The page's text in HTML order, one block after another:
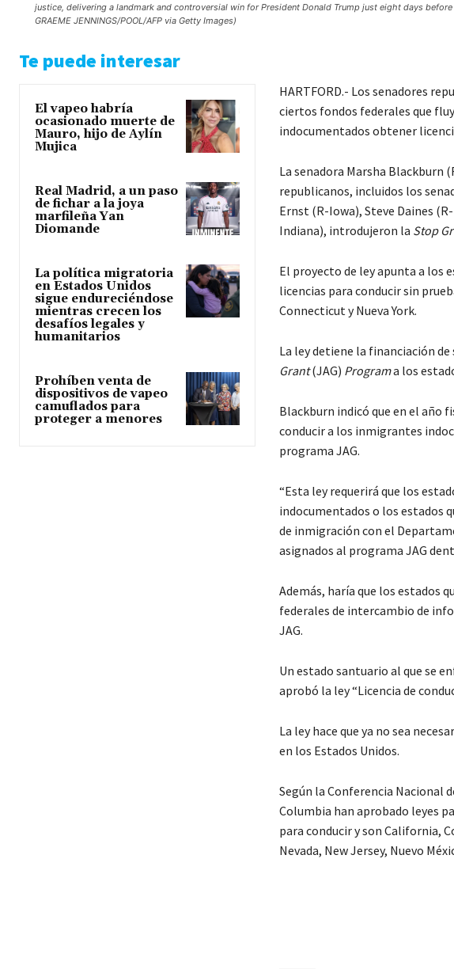
justice, delivering a landmark and controversial win for President Donald Trump just eight days
GRAEME JENNINGS/POOL/AFP via Getty Images)
Te puede interesar
El vapeo habría
ocasionado muerte de
Mauro, hijo de Aylín
Mujica
Real Madrid, a un paso
de fichar a la joya
marfileña Yan
Diomande
La política migratoria
en Estados Unidos
sigue endureciéndose
mientras crecen los
desafíos legales y
humanitarios
Prohíben venta de
dispositivos de vapeo
camuflados para
proteger a menores
HARTFORD.- Los senadores
ciertos fondos federales que
indocumentados obtener
La senadora Marsha Blackburn
republicanos, incluidos los
Ernst (R-Iowa), Steve Daines
Indiana), introdujeron la Stop
El proyecto de ley apunta a los
licencias para conducir sin
Connecticut y Nueva York.
La ley detiene la financiación de
Grant(JAG) Programa los
Blackburn indicó que en el año
conducir a los inmigrantes
programa JAG.
“Esta ley requerirá que los
indocumentados o los estados
de inmigración con el
asignados al programa JAG
Además, haría que los estados
federales de intercambio de
JAG.
Un estado santuario al que se
aprobó la ley “Licencia de
La ley hace que ya no sea
en los Estados Unidos.
Según la Conferencia Nacional
Columbia han aprobado leyes
para conducir y son California,
Nevada, New Jersey, Nuevo